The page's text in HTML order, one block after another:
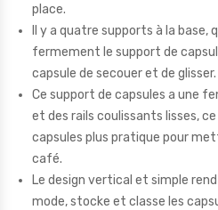
place.
Il y a quatre supports à la
fermement le support de
capsule de secouer et de glisser.
Ce support de capsules a une
et des rails coulissants lisses,
capsules plus pratique pour
café.
Le design vertical et simple
mode, stocke et classe les